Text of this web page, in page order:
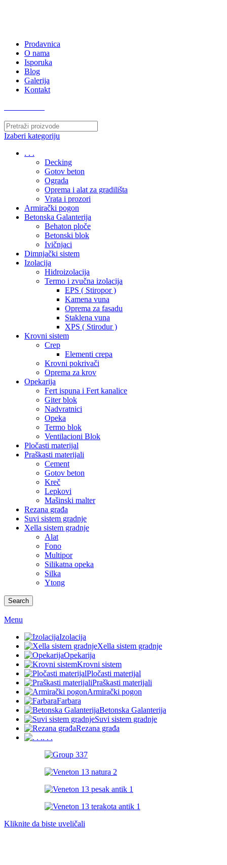
Prodavnica
O nama
Isporuka
Blog
Galerija
Kontakt
Izaberi kategoriju
. . .
Decking
Gotov beton
Ograda
Oprema i alat za gradilišta
Vrata i prozori
Armirački pogon
Betonska Galanterija
Behaton ploče
Betonski blok
Ivičnjaci
Dimnjački sistem
Izolacija
Hidroizolacija
Termo i zvučna izolacija
EPS ( Stiropor )
Kamena vuna
Oprema za fasadu
Staklena vuna
XPS ( Stirodur )
Krovni sistem
Crep
Elementi crepa
Krovni pokrivači
Oprema za krov
Opekarija
Fert ispuna i Fert kanalice
Giter blok
Nadvratnici
Opeka
Termo blok
Ventilacioni Blok
Pločasti materijal
Praškasti materijali
Cement
Gotov beton
Kreč
Lepkovi
Mašinski malter
Rezana građa
Suvi sistem gradnje
Xella sistem gradnje
Alat
Fono
Multipor
Silikatna opeka
Silka
Ytong
Search
Menu
Izolacija
Xella sistem gradnje
Opekarija
Krovni sistem
Pločasti materijal
Praškasti materijali
Armirački pogon
Farbara
Betonska Galanterija
Suvi sistem gradnje
Rezana građa
. . .
Kliknite da biste uveličali